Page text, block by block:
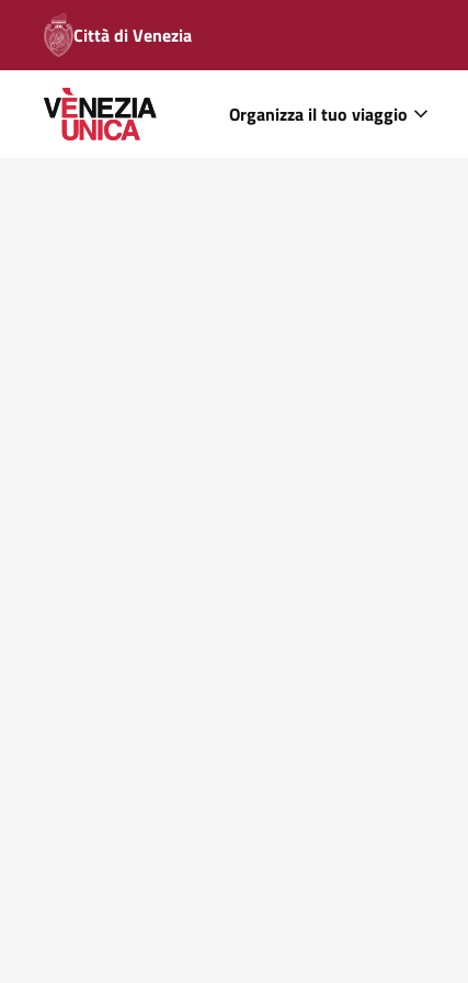
Città di Venezia
Organizza il tuo viaggio